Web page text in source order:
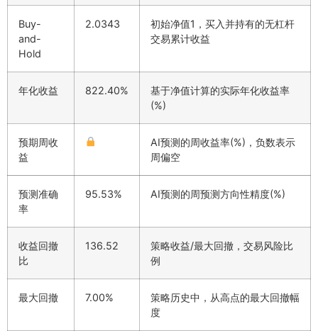
Buy-
and-
Hold
2.0343
初始净值1，买入并持有的无杠杆
交易累计收益
年化收益 822.40%
基于净值计算的实际年化收益率
(%)
预期周收
益
AI预测的周收益率(%)，负数表示
周偏空
预测准确
率
95.53% AI预测的周预测方向性精度(%)
收益回撤
比
136.52
策略收益/最大回撤，交易风险比
例
最大回撤 7.00%
策略历史中，从高点的最大回撤幅
度